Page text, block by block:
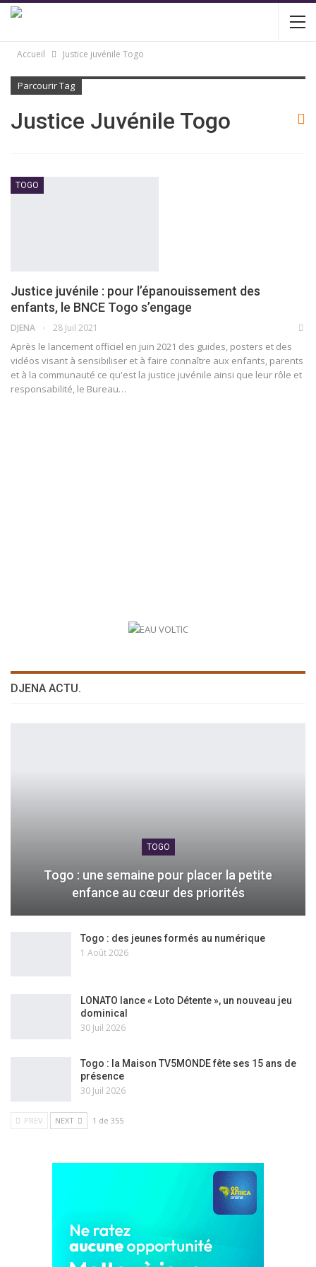
Accueil Justice juvénile Togo
Parcourir Tag
Justice Juvénile Togo
TOGO
Justice juvénile : pour l’épanouissement des
enfants, le BNCE Togo s’engage
DJENA 28 Juil 2021
Après le lancement officiel en juin 2021 des guides, posters et des
vidéos visant à sensibiliser et à faire connaître aux enfants, parents
et à la communauté ce qu'est la justice juvénile ainsi que leur rôle et
responsabilité, le Bureau…
DJENA ACTU.
TOGO
Togo : une semaine pour placer la petite
enfance au cœur des priorités
Togo : des jeunes formés au numérique
1 Août 2026
LONATO lance « Loto Détente », un nouveau jeu
dominical
30 Juil 2026
Togo : la Maison TV5MONDE fête ses 15 ans de
présence
30 Juil 2026
PREV NEXT 1 de 355